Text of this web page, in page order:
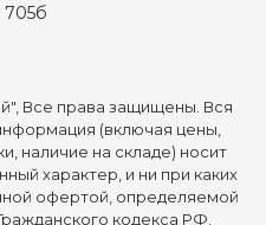
705б
Все права защищены. Вся
(включая цены,
наличие на складе) носит
характер, и ни при каких
офертой, определяемой
кодекса РФ.